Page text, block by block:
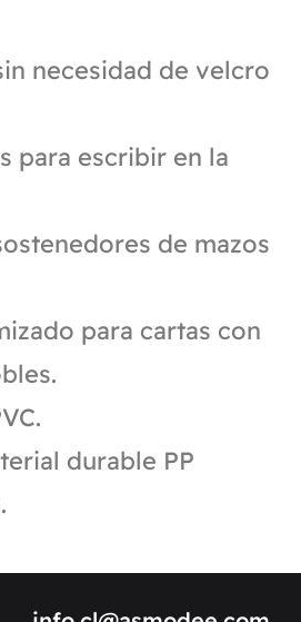
necesidad de velcro
para escribir en la
de mazos
para cartas con
durable PP